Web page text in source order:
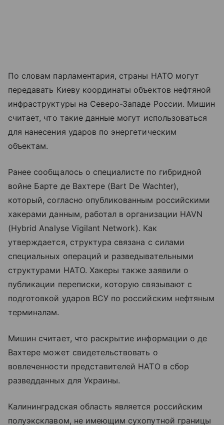
По словам парламентария, страны НАТО могут
передавать Киеву координаты объектов нефтяной
инфраструктуры на Северо-Западе России. Мишин
считает, что такие данные могут использоваться
для нанесения ударов по энергетическим
объектам.
Ранее сообщалось о специалисте по гибридной
войне Бартe де Вахтере (Bart De Wachter),
который, согласно опубликованным российскими
хакерами данным, работал в организации HAVN
(Hybrid Analyse Vigilant Network). Как
утверждается, структура связана с силами
специальных операций и разведывательными
структурами НАТО. Хакеры также заявили о
публикации переписки, которую связывают с
подготовкой ударов ВСУ по российским нефтяным
терминалам.
Мишин считает, что раскрытие информации о де
Вахтере может свидетельствовать о
вовлеченности представителей НАТО в сбор
разведданных для Украины.
Калининградская область является российским
полуэксклавом, не имеющим сухопутной границы